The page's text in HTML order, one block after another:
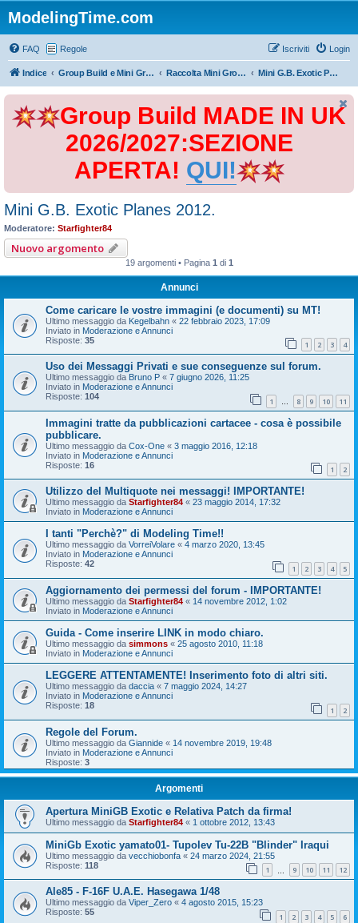
ModelingTime.com
FAQ Regole Login
Iscriviti
Indice Group Build e Mini Group Build Raccolta Mini Group Build Mini G.B. Exotic Planes 2012.
Group Build MADE IN UK
2026/2027:SEZIONE
APERTA! QUI!
Mini G.B. Exotic Planes 2012.
Moderatore: Starfighter84
Nuovo argomento
19 argomenti • Pagina 1 di 1
Annunci
Come caricare le vostre immagini (e documenti) su MT!
Ultimo messaggio da Kegelbahn « 22 febbraio 2023, 17:09
Inviato in Moderazione e Annunci
Risposte: 35 1 2 3 4
Uso dei Messaggi Privati e sue conseguenze sul forum.
Ultimo messaggio da Bruno P « 7 giugno 2026, 11:25
Inviato in Moderazione e Annunci
Risposte: 104 1 … 8 9 10 11
Immagini tratte da pubblicazioni cartacee - cosa è possibile
pubblicare.
Ultimo messaggio da Cox-One « 3 maggio 2016, 12:18
Inviato in Moderazione e Annunci
Risposte: 16 1 2
Utilizzo del Multiquote nei messaggi! IMPORTANTE!
Ultimo messaggio da Starfighter84 « 23 maggio 2014, 17:32
Inviato in Moderazione e Annunci
I tanti "Perchè?" di Modeling Time!!
Ultimo messaggio da VorreiVolare « 4 marzo 2020, 13:45
Inviato in Moderazione e Annunci
Risposte: 42 1 2 3 4 5
Aggiornamento dei permessi del forum - IMPORTANTE!
Ultimo messaggio da Starfighter84 « 14 novembre 2012, 1:02
Inviato in Moderazione e Annunci
Guida - Come inserire LINK in modo chiaro.
Ultimo messaggio da simmons « 25 agosto 2010, 11:18
Inviato in Moderazione e Annunci
LEGGERE ATTENTAMENTE! Inserimento foto di altri siti.
Ultimo messaggio da daccia « 7 maggio 2024, 14:27
Inviato in Moderazione e Annunci
Risposte: 18 1 2
Regole del Forum.
Ultimo messaggio da Giannide « 14 novembre 2019, 19:48
Inviato in Moderazione e Annunci
Risposte: 3
Argomenti
Apertura MiniGB Exotic e Relativa Patch da firma!
Ultimo messaggio da Starfighter84 « 1 ottobre 2012, 13:43
MiniGb Exotic yamato01- Tupolev Tu-22B "Blinder" Iraqui
Ultimo messaggio da vecchiobonfa « 24 marzo 2024, 21:55
Risposte: 118 1 9 10 11 12
Ale85 - F-16F U.A.E. Hasegawa 1/48
Ultimo messaggio da Viper_Zero « 4 agosto 2015, 15:23
Risposte: 55 1 2 3 4 5 6